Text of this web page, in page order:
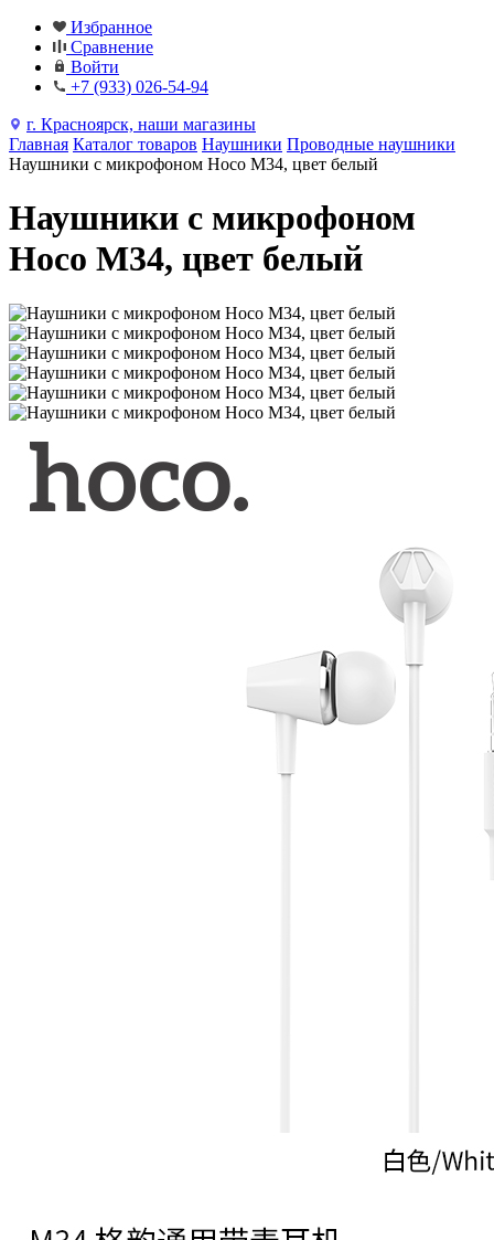
Избранное
Сравнение
Войти
+7 (933) 026-54-94
г. Красноярск, наши магазины
Главная Каталог товаров Наушники Проводные наушники
Наушники с микрофоном Hoco M34, цвет белый
Наушники с микрофоном
Hoco M34, цвет белый